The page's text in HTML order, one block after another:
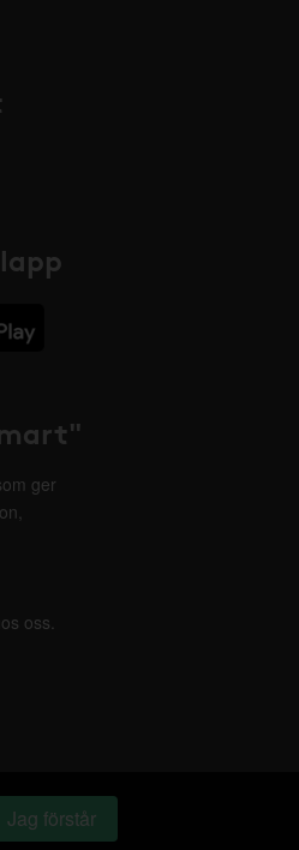
ger
oss.
Jag förstår